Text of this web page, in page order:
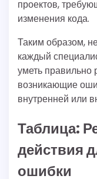
проектов,
изменения кода.
Таким образом,
каждый
уметь правильно
возникающие
внутренней или
Таблица:
действия
ошибки